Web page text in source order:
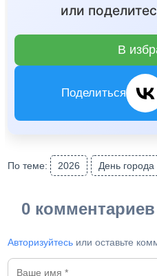
или
В
Поделиться
По теме: 2026 День города
0 комментариев
Авторизуйтесь или оставьте